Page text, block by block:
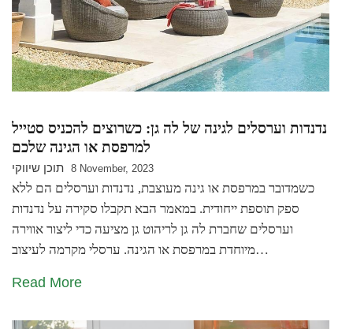
נדנדות וערסלים לגינה של לה גן: כשרוצים להכניס סטייל
למרפסת או הגינה שלכם
תוכן שיווקי 8 November, 2023
כשמדובר במרפסת או גינה מעוצבת, נדנדות וערסלים הם ללא
ספק תוספת ייחודית. במאמר הבא תקבלו סקירה על נדנדות
וערסלים שחברת לה גן לריהוט גן מציעה כדי ליצור אווירה
מיוחדת במרפסת או הגינה. ערסלי מקרמה לעיצוב…
Read More